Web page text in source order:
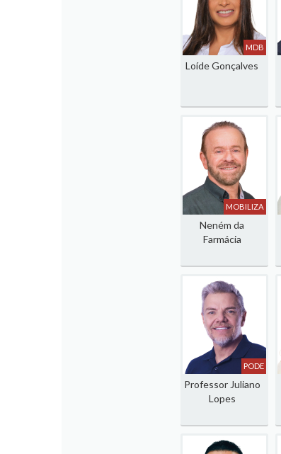
MDB
Loíde Gonçalves
MOBILIZA
Neném da
Farmácia
PODE
Professor Juliano
Lopes